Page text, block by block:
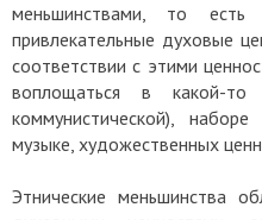
меньшинствами, то
привлекательные духовые
соответствии с этими
воплощаться в какой-то
коммунистической),
музыке, художественных
Этнические меньшинства